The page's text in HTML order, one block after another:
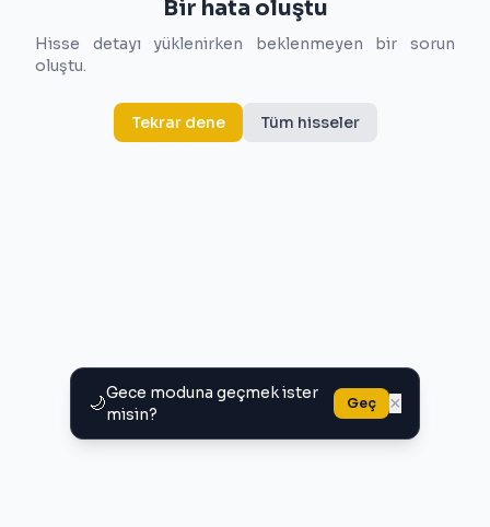
🌙Gece moduna geçmek ister
misin?
Geç ×
Bir hata oluştu
Hisse detayı yüklenirken beklenmeyen bir sorun
oluştu.
Tekrar dene Tüm hisseler